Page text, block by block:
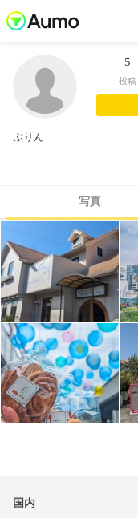
5
投稿
ぷりん
写真
国内